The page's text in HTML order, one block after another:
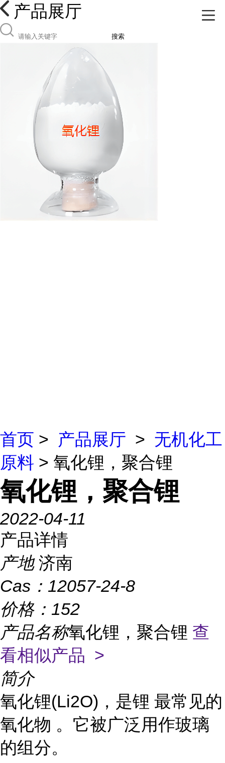
产品展厅
搜索
首页 > 产品展厅 > 无机化工
原料 > 氧化锂，聚合锂
氧化锂，聚合锂
2022-04-11
产品详情
产地 济南
Cas： 12057-24-8
价格： 152
产品名称氧化锂，聚合锂 查
看相似产品 >
简介
氧化锂(Li2O)，是锂 最常见的
氧化物 。它被广泛用作玻璃
的组分。